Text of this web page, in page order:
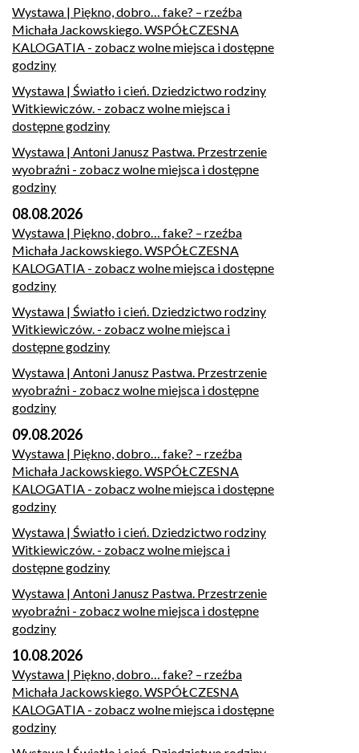
Wystawa | Piękno, dobro… fake? – rzeźba
Michała Jackowskiego. WSPÓŁCZESNA
KALOGATIA - zobacz wolne miejsca i dostępne
godziny
Wystawa | Światło i cień. Dziedzictwo rodziny
Witkiewiczów. - zobacz wolne miejsca i
dostępne godziny
Wystawa | Antoni Janusz Pastwa. Przestrzenie
wyobraźni - zobacz wolne miejsca i dostępne
godziny
08.08.2026
Wystawa | Piękno, dobro… fake? – rzeźba
Michała Jackowskiego. WSPÓŁCZESNA
KALOGATIA - zobacz wolne miejsca i dostępne
godziny
Wystawa | Światło i cień. Dziedzictwo rodziny
Witkiewiczów. - zobacz wolne miejsca i
dostępne godziny
Wystawa | Antoni Janusz Pastwa. Przestrzenie
wyobraźni - zobacz wolne miejsca i dostępne
godziny
09.08.2026
Wystawa | Piękno, dobro… fake? – rzeźba
Michała Jackowskiego. WSPÓŁCZESNA
KALOGATIA - zobacz wolne miejsca i dostępne
godziny
Wystawa | Światło i cień. Dziedzictwo rodziny
Witkiewiczów. - zobacz wolne miejsca i
dostępne godziny
Wystawa | Antoni Janusz Pastwa. Przestrzenie
wyobraźni - zobacz wolne miejsca i dostępne
godziny
10.08.2026
Wystawa | Piękno, dobro… fake? – rzeźba
Michała Jackowskiego. WSPÓŁCZESNA
KALOGATIA - zobacz wolne miejsca i dostępne
godziny